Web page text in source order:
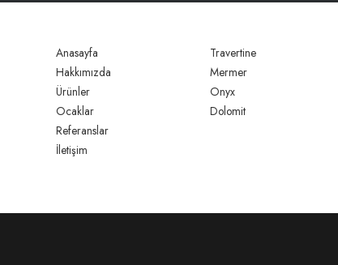
Anasayfa
Hakkımızda
Ürünler
Ocaklar
Referanslar
İletişim
Travertine
Mermer
Onyx
Dolomit